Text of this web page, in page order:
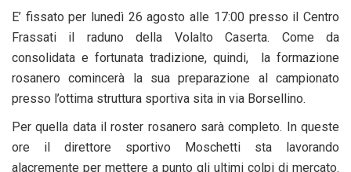
E’ fissato per lunedì 26 agosto alle 17:00 presso il Centro
Frassati il raduno della Volalto Caserta. Come da
consolidata e fortunata tradizione, quindi, la formazione
rosanero comincerà la sua preparazione al campionato
presso l’ottima struttura sportiva sita in via Borsellino.
Per quella data il roster rosanero sarà completo. In queste
ore il direttore sportivo Moschetti sta lavorando
alacremente per mettere a punto gli ultimi colpi di mercato.